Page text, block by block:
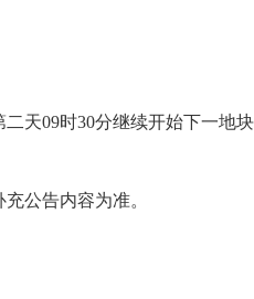
天09时30分继续开始下一地块
公告内容为准。